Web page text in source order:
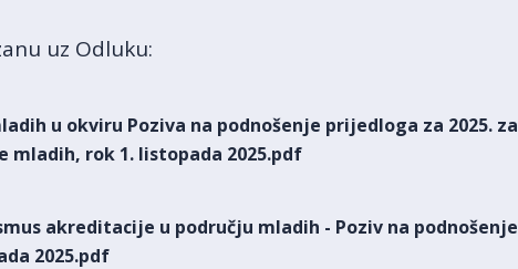
uz Odluku:
u okviru Poziva na podnošenje prijedloga za 2025. za
mladih, rok 1. listopada 2025.pdf
akreditacije u području mladih - Poziv na podnošenje
2025.pdf